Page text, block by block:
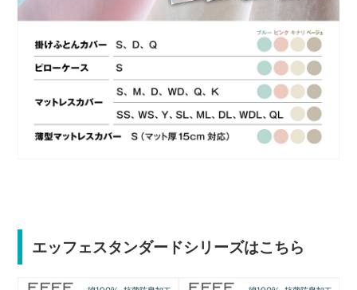
エッフェスタンダードシリーズはこちら